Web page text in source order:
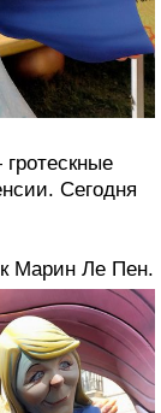
Сегодня
Марин Ле Пен.